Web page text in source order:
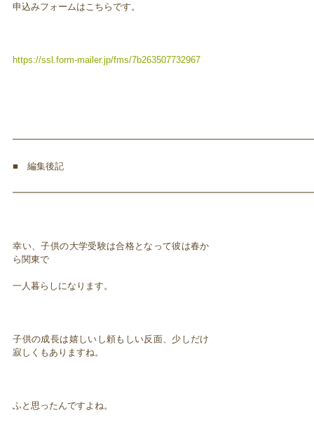
申込みフォームはこちらです。
https://ssl.form-mailer.jp/fms/7b263507732967
■ 編集後記
幸い、子供の大学受験は合格となって彼は春か
ら関東で
一人暮らしになります。
子供の成長は嬉しいし頼もしい反面、少しだけ
寂しくもありますね。
ふと思ったんですよね。